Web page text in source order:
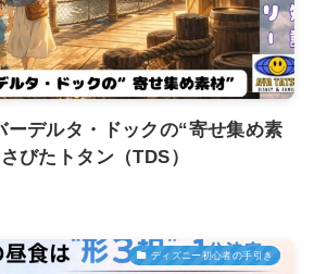
ーデルタ・ドックの“寄せ集め素
びたトタン（TDS）
ディズニー初心者の手引き